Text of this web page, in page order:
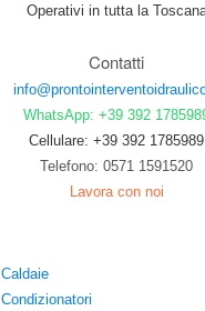
Operativi in tutta la
Contatti
WhatsApp: +39 392
Cellulare: +39 392 1785989
Telefono: 0571 1591520
Lavora con noi